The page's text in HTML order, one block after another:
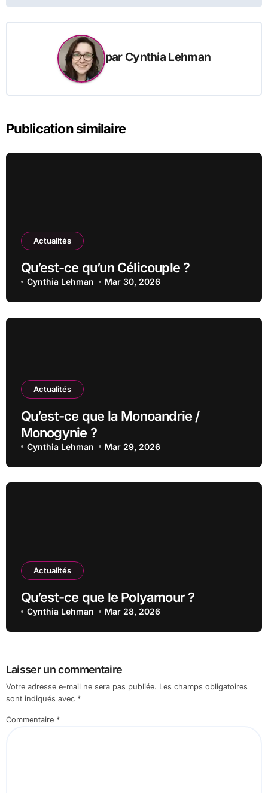
par Cynthia Lehman
Publication similaire
Actualités
Qu’est-ce qu’un Célicouple ?
Cynthia Lehman Mar 30, 2026
Actualités
Qu’est-ce que la Monoandrie /
Monogynie ?
Cynthia Lehman Mar 29, 2026
Actualités
Qu’est-ce que le Polyamour ?
Cynthia Lehman Mar 28, 2026
Laisser un commentaire
Votre adresse e-mail ne sera pas publiée. Les champs obligatoires
sont indiqués avec *
Commentaire *